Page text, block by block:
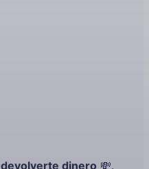
devolverte dinero 💸.